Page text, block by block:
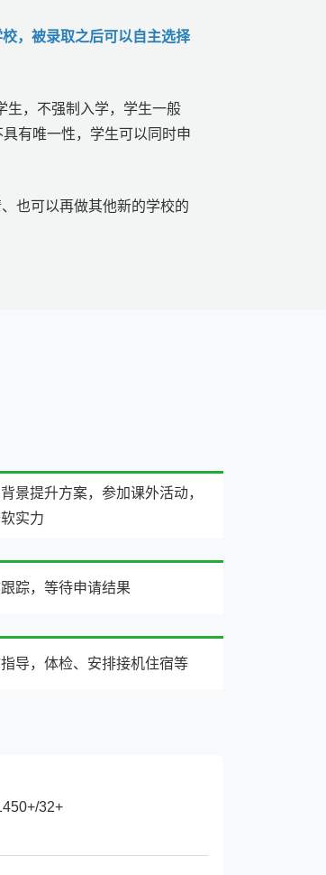
，被录取之后可以自主选择
生，不强制入学，学生一般
有唯一性，学生可以同时申
也可以再做其他新的学校的
景提升方案，参加课外活动，
实力
踪，等待申请结果
导，体检、安排接机住宿等
32+